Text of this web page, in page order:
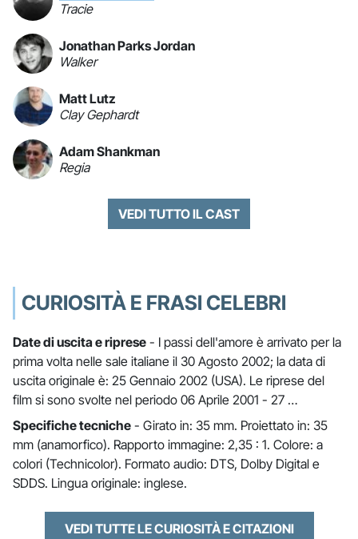
Tracie
Jonathan Parks Jordan
Walker
Matt Lutz
Clay Gephardt
Adam Shankman
Regia
VEDI TUTTO IL CAST
CURIOSITÀ E FRASI CELEBRI
Date di uscita e riprese - I passi dell'amore è arrivato per la
prima volta nelle sale italiane il 30 Agosto 2002; la data di
uscita originale è: 25 Gennaio 2002 (USA). Le riprese del
film si sono svolte nel periodo 06 Aprile 2001 - 27 …
Specifiche tecniche - Girato in: 35 mm. Proiettato in: 35
mm (anamorfico). Rapporto immagine: 2,35 : 1. Colore: a
colori (Technicolor). Formato audio: DTS, Dolby Digital e
SDDS. Lingua originale: inglese.
VEDI TUTTE LE CURIOSITÀ E CITAZIONI